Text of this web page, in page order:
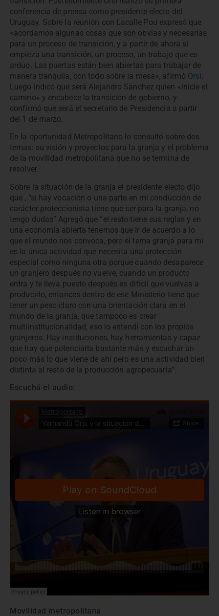
conferencia de prensa como presidente electo del
Uruguay. Sobre la reunión con Lacalle Pou expresó que
«acordamos algunas cosas que son obvias y necesarias
para un proceso de transición, y a partir de ahora sí
empieza una transición, un proceso, un trabajo que es
arduo. Las puertas están bien abiertas para trabajar de
manera tranquila, con todo sobre la mesa», afirmó Orsi.
Luego indicó que será Alejandro Sánchez quien «inicie el
camino» y encabece la transición de gobierno, y
confirmó que será el secretario de Presidencia a partir
del 1 de marzo.
En la oportunidad Metropolitano lo consultó sobre dos
temas: su visión y proyectos para la granja y el problema
de la movilidad metropolitana que no se termina de
resolver.
Sobre la situación de la granja el presidente electo dijo
que , “si hay vocación o una parte en mi conducción de
carácter proteccionista tiene que ser para la granja, no
tengo dudas” Agregó que “el resto tiene sus reglas y en
una economía abierta tenemos que ir de acuerdo a lo
que el mundo nos convoca, pero el tema granja para mi
es la única actividad que necesita una protección
especial como ninguna otra porque cuando desaparece
un granjero después no vuelve, cuando un producto
entra y te lleva puesto después es difícil que vuelvas a
producirlo, entonces dentro de ese Ministerio tiene que
tener un peso claro con una orientación clara en el
mundo de la granja, que tampoco es crear
multiinstitucionalidad, eso lo entendí con los propios
granjeros. Hay instituciones, hay herramientas y capaz
que hay que potenciarla bastante más y escuchar un
poco más lo que viene de ahí pero es una actividad bien
distinta al resto de la producción agropecuaria”.
Escuchá el audio:
Movilidad metropolitana